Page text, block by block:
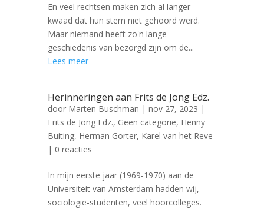
En veel rechtsen maken zich al langer
kwaad dat hun stem niet gehoord werd.
Maar niemand heeft zo'n lange
geschiedenis van bezorgd zijn om de...
Lees meer
Herinneringen aan Frits de Jong Edz.
door Marten Buschman | nov 27, 2023 |
Frits de Jong Edz., Geen categorie, Henny
Buiting, Herman Gorter, Karel van het Reve
| 0 reacties
In mijn eerste jaar (1969-1970) aan de
Universiteit van Amsterdam hadden wij,
sociologie-studenten, veel hoorcolleges.